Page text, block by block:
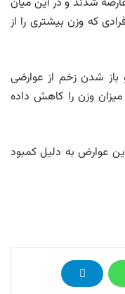
که وزن بیشتری را از
شدن زخم از عوارضی
وزن را کاهش داده
عوارض به دلیل کمبود